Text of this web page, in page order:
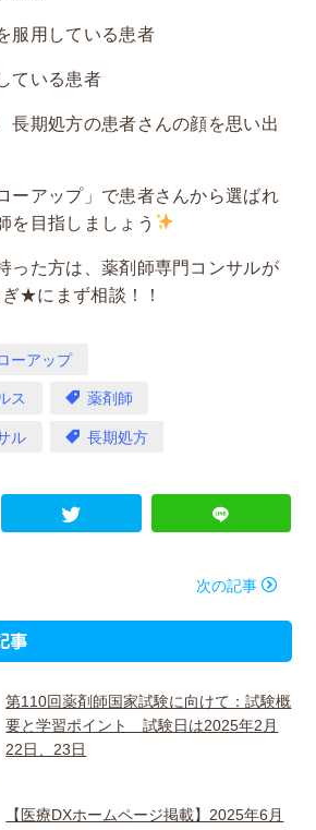
服用している患者
ている患者
長期処方の患者さんの顔を思い出
ーアップ」で患者さんから選ばれ
を目指しましょう
った方は、薬剤師専門コンサルが
★にまず相談！！
ーアップ
ス 薬剤師
ル 長期処方
次の記事
事
第110回薬剤師国家試験に向けて：試験概
要と学習ポイント 試験日は2025年2月
22日、23日
【医療DXホームページ掲載】2025年6月